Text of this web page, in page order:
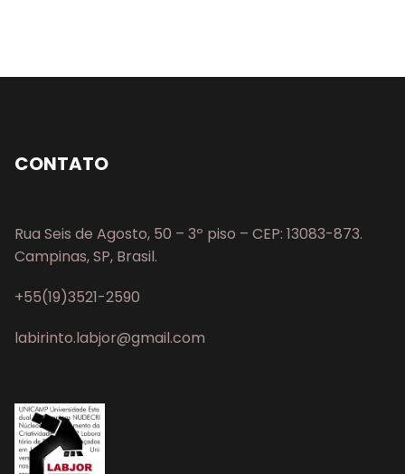
CONTATO
Rua Seis de Agosto, 50 – 3º piso – CEP: 13083-873.
Campinas, SP, Brasil.
+55(19)3521-2590
labirinto.labjor@gmail.com